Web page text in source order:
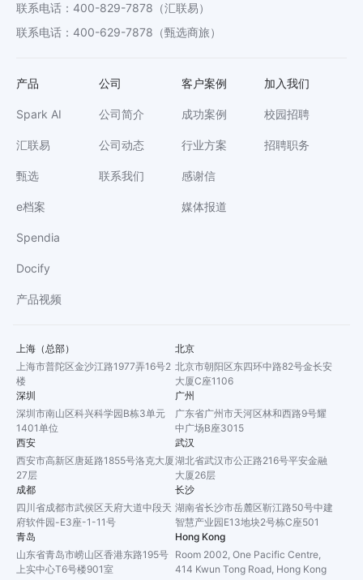
联系电话 ： 400-829-7878 （汇联易）
联系电话 ： 400-629-7878 （甄选商旅）
产品
Spark AI
汇联易
甄选
e档案
Spendia
Docify
产品视频
公司
公司简介
公司动态
联系我们
客户案例
成功案例
行业方案
感谢信
媒体报道
加入我们
校园招聘
招聘职务
上海（总部）
上海市普陀区金沙江路1977弄16号2
楼
北京
北京市朝阳区东四环中路82号金长安
大厦C座1106
深圳
深圳市南山区科兴科学园B栋3单元
1401单位
广州
广东省广州市天河区林和西路9号耀
中广场B座3015
西安
西安市高新区唐延路1855号洛克大厦
27层
武汉
湖北省武汉市公正路216号平安金融
大厦26层
成都
四川省成都市武侯区天府大道中段天
府软件园-E3座-1-11号
长沙
湖南省长沙市岳麓区靳江路50号中建
智慧产业园E13地块2号栋C座501
青岛
山东省青岛市崂山区香港东路195号
上实中心T6号楼901室
Hong Kong
Room 2002, One Pacific Centre,
414 Kwun Tong Road, Hong Kong